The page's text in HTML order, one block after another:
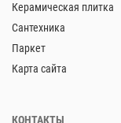
Керамическая плитка
Сантехника
Паркет
Карта сайта
КОНТАКТЫ